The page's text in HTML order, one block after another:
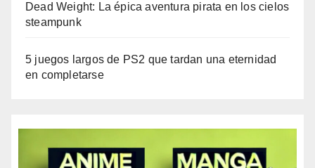
Dead Weight: La épica aventura pirata en los cielos
steampunk
5 juegos largos de PS2 que tardan una eternidad
en completarse